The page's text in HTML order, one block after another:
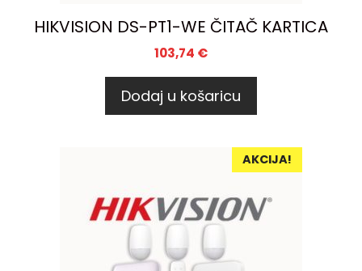
HIKVISION DS-PT1-WE ČITAČ KARTICA
103,74 €
Dodaj u košaricu
AKCIJA!